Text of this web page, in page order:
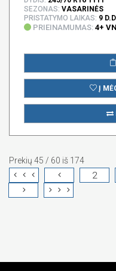
SEZONAS: VASARINĖS
PRISTATYMO LAIKAS: 9
PRIEINAMUMAS: 4+
Į
Prekių 45 / 60 iš 174
2